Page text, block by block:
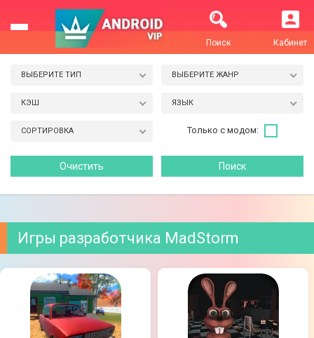
Кабинет
Поиск
ВЫБЕРИТЕ ТИП ВЫБЕРИТЕ ЖАНР
КЭШ ЯЗЫК
СОРТИРОВКА Только с модом:
Игры разработчика MadStorm